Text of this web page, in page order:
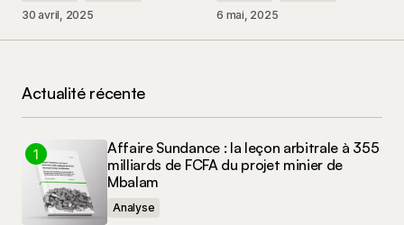
Enregistrer mon nom, mon e-mail et mon site
dans le navigateur pour mon prochain
commentaire.
30 avril, 2025
6 mai, 2025
Actualité récente
Affaire Sundance : la leçon arbitrale à 355
milliards de FCFA du projet minier de
Mbalam
Analyse